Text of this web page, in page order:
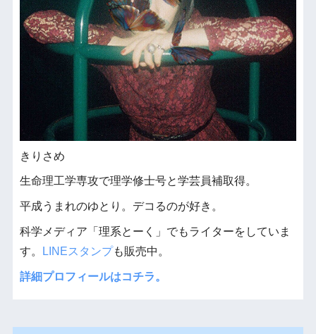
きりさめ
生命理工学専攻で理学修士号と学芸員補取得。
平成うまれのゆとり。デコるのが好き。
科学メディア「理系とーく」でもライターをしていま
す。
LINEスタンプも販売中。
詳細プロフィールはコチラ。